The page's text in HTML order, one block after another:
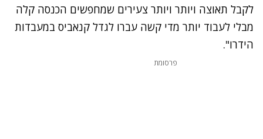
לקבל תאוצה ויותר ויותר צעירים שמחפשים הכנסה קלה
מבלי לעבוד יותר מדי קשה עברו לגדל קנאביס במעבדות
הידרו".
פרסומת